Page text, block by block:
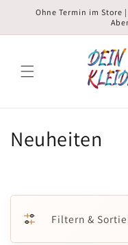
zumOhne Termin im Store
Neuheiten
Filtern &